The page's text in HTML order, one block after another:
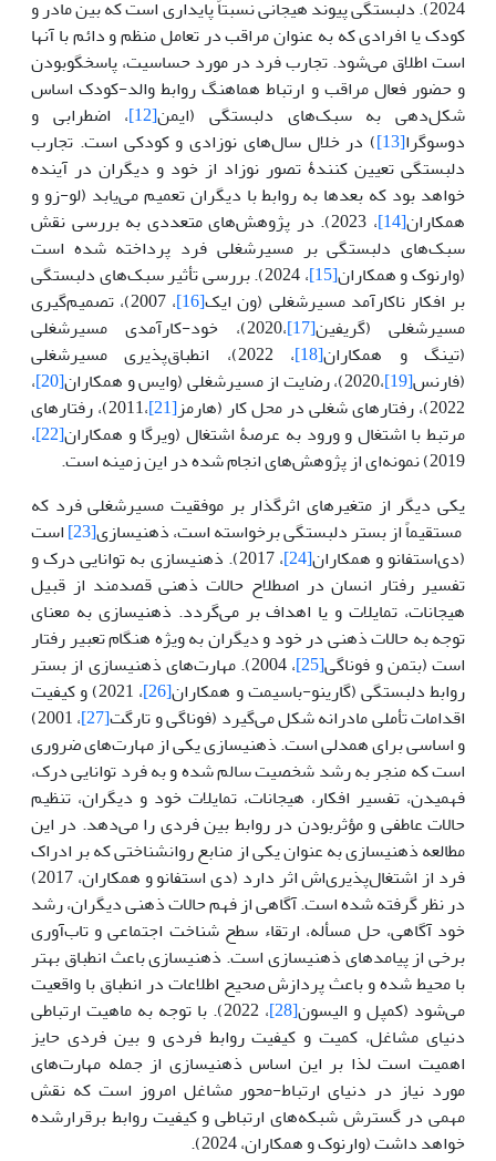
2024). دلبستگی پیوند هیجانی نسبتاً پایداری است که بین مادر و
کودک یا افرادی که به عنوان مراقب در تعامل منظم و دائم با آنها
است اطلاق می‌شود. تجارب فرد در مورد حساسیت، پاسخگوبودن
و حضور فعال مراقب و ارتباط هماهنگ روابط والد-کودک اساس
شکل‌دهی به سبک‌های دلبستگی (ایمن[12]
، اضطرابی و
دوسوگرا[13]
) در خلال سال‌های نوزادی و کودکی است. تجارب
دلبستگی تعیین کنندۀ تصور نوزاد از خود و دیگران در آینده
خواهد بود که بعدها به روابط با دیگران تعمیم می‌یابد (لو-زو و
همکاران[14]
، 2023)‌. در پژوهش‌های متعددی به بررسی نقش
سبک‌های دلبستگی بر مسیرشغلی فرد پرداخته شده است
(وارنوک و همکاران[15]
، 2024). بررسی تأثیر سبک‌های دلبستگی
بر افکار ناکارآمد مسیرشغلی (ون ایک[16]
، 2007)، تصمیم‌گیری
مسیرشغلی (گریفین[17]
،2020)، خود-کارآمدی مسیرشغلی
(تینگ و همکاران[18]
، 2022)، انطباق‌پذیری مسیرشغلی
(فارنس[19] ،2020)، رضایت از مسیرشغلی (وایس و همکاران [20]
،
2022)، رفتارهای شغلی در محل کار (هارمز
[21]
،2011)، رفتارهای
مرتبط با اشتغال و ورود به عرصۀ اشتغال (ویرگا و همکاران[22]
،
2019) نمونه‌ای از پژوهش‌های انجام شده در این زمینه است.
یکی دیگر از متغیرهای اثرگذار بر موفقیت مسیرشغلی فرد که
مستقیماً از بستر دلبستگی برخواسته است، ذهنیسازی[23]
است
(دی‌استفانو و همکاران[24]
، 2017). ذهنیسازی به توانایی درک و
تفسیر رفتار انسان در اصطلاح حالات ذهنی قصدمند از قبیل
هیجانات، تمایلات و یا اهداف بر می‌گردد. ذهنیسازی به معنای
توجه به حالات ذهنی در خود و دیگران به ویژه هنگام تعبیر رفتار
است (بتمن و فوناگی[25]
، 2004). مهارت‌های ذهنیسازی از بستر
روابط دلبستگی (گارینو-باسیمت و همکاران[26]
، 2021) و کیفیت
اقدامات تأملی مادرانه شکل می‌گیرد (فوناگی و تارگت[27]
، 2001)
و اساسی برای همدلی است. ذهنیسازی یکی از مهارت‌های ضروری
است که منجر به رشد شخصیت سالم شده و به فرد توانایی درک،
فهمیدن، تفسیر افکار، هیجانات، تمایلات خود و دیگران، تنظیم
حالات عاطفی و مؤثربودن در روابط بین فردی را می‌دهد. در این
مطالعه ذهنیسازی به عنوان یکی از منابع روانشناختی که بر ادراک
فرد از اشتغال‌پذیری‌اش اثر دارد (دی استفانو و همکاران، 2017)
در نظر گرفته شده است. آگاهی از فهم حالات ذهنی دیگران، رشد
خود آگاهی، حل مسأله، ارتقاء سطح شناخت اجتماعی و تاب‌آوری
برخی از پیامدهای ذهنیسازی است. ذهنیسازی باعث انطباق بهتر
با محیط شده و باعث پردازش صحیح اطلاعات در انطباق با واقعیت
می‌شود (کمپل و الیسون[28]
، 2022). با توجه به ماهیت ارتباطی
دنیای مشاغل، کمیت و کیفیت روابط فردی و بین فردی حایز
اهمیت است لذا بر این اساس ذهنیسازی از جمله مهارت‌های
مورد نیاز در دنیای ارتباط-محور مشاغل امروز است که نقش
مهمی در گسترش شبکه‌های ارتباطی و کیفیت روابط برقرارشده
خواهد داشت (وارنوک و همکاران، 2024).